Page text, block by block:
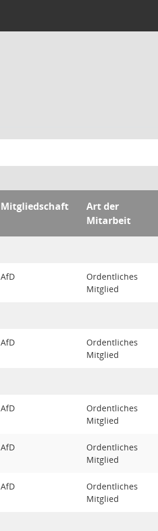
Mitgliedschaft
Art der
Mitarbeit
AfD
Ordentliches
Mitglied
AfD
Ordentliches
Mitglied
AfD
Ordentliches
Mitglied
AfD
Ordentliches
Mitglied
AfD
Ordentliches
Mitglied